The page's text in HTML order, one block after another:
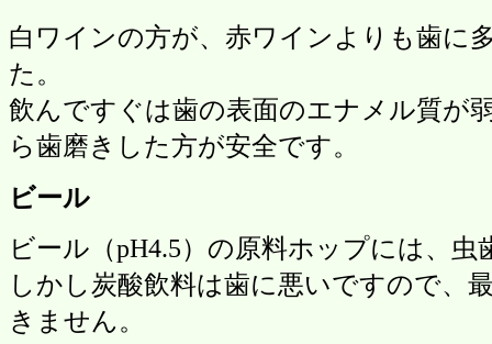
白ワインの方が、赤ワインよりも歯に
た。
飲んですぐは歯の表面のエナメル質が
ら歯磨きした方が安全です。
ビール
ビール（pH4.5）の原料ホップには、
しかし炭酸飲料は歯に悪いですので、
きません。